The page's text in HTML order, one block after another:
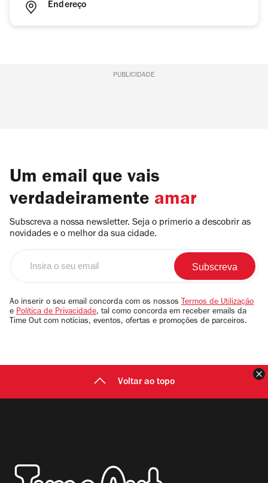
Endereço
PUBLICIDADE
Um email que vais
verdadeiramente amar
Subscreva a nossa newsletter. Seja o primerio a descobrir as
novidades e o melhor da sua cidade.
email
Ao inserir o seu email concorda com os nossos Termos de Utilização
e Política de Privacidade, tal como concorda em receber emails da
Time Out com notícias, eventos, ofertas e promoções de parceiros.
Voltar ao topo